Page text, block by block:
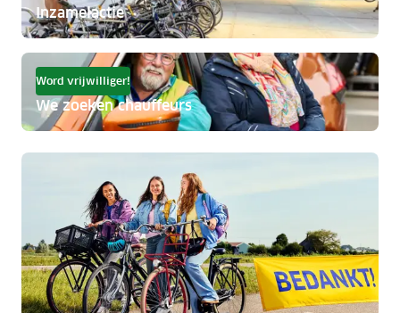
Inzamelactie
Word vrijwilliger!
We zoeken chauffeurs